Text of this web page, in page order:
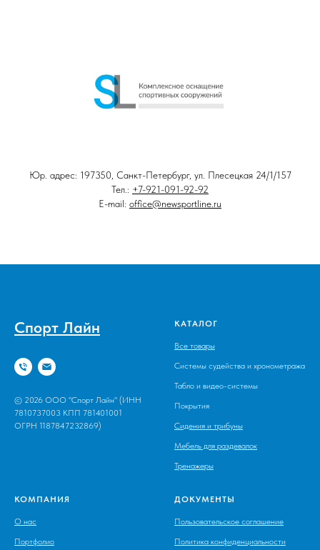
Юр. адрес: 197350, Санкт-Петербург, ул. Плесецкая 24/1/157
Тел.: +7-921-091-92-92
E-mail: office@newsportline.ru
Спорт Лайн
© 2026 ООО "Спорт Лайн" (ИНН
7810737003 КПП 781401001
ОГРН 1187847232869)
КАТАЛОГ
Все товары
Системы судейства и хронометража
Табло и видео-системы
Покрытия
Сидения и трибуны
Мебель для раздевалок
Тренажеры
КОМПАНИЯ
О нас
Портфолио
ДОКУМЕНТЫ
Пользовательское соглашение
Политика конфиденциальности